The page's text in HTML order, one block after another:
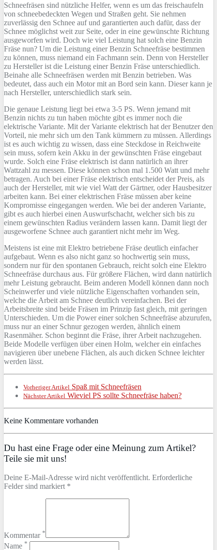
Schneefräsen sind nützliche Helfer, wenn es um das freischaufeln
von schneebedeckten Wegen und Straßen geht. Sie nehmen
zuverlässig den Schnee auf und garantierten auch dafür, dass der
Schnee möglichst weit zur Seite, oder in eine gewünschte Richtung
ausgeworfen wird. Doch wie viel Leistung hat solch eine Benzin
Fräse nun? Um die Leistung einer Benzin Schneefräse bestimmen
zu können, muss niemand ein Fachmann sein. Denn von Hersteller
zu Hersteller ist die Leistung einer Benzin Fräse unterschiedlich.
Beinahe alle Schneefräsen werden mit Benzin betrieben. Was
bedeutet, dass auch ein Motor mit an Bord sein kann. Dieser kann je
nach Hersteller, unterschiedlich stark sein.
Die genaue Leistung liegt bei etwa 3-5 PS. Wenn jemand mit
Benzin nichts zu tun haben möchte gibt es immer noch die
elektrische Variante. Mit der Variante elektrisch hat der Benutzer den
Vorteil, nie mehr sich um den Tank kümmern zu müssen. Allerdings
ist es auch wichtig zu wissen, dass eine Steckdose in Reichweite
sein muss, sofern kein Akku in der gewünschten Fräse eingebaut
wurde. Solch eine Fräse elektrisch ist dann natürlich an ihrer
Wattzahl zu messen. Diese können schon mal 1.500 Watt und mehr
betragen. Auch bei einer Fräse elektrisch entscheidet der Preis, als
auch der Hersteller, mit wie viel Watt der Gärtner, oder Hausbesitzer
arbeiten kann. Bei einer elektrischen Fräse müssen aber keine
Kompromisse eingegangen werden. Wie bei der anderen Variante,
gibt es auch hierbei einen Auswurfschacht, welcher sich bis zu
einem gewünschten Radius verändern lassen kann. Damit liegt der
ausgeworfene Schnee auch garantiert nicht mehr im Weg.
Meistens ist eine mit Elektro betriebene Fräse deutlich einfacher
aufgebaut. Wenn es also nicht ganz so hochwertig sein muss,
sondern nur für den spontanen Gebrauch, reicht solch eine Elektro
Schneefräse durchaus aus. Für größere Flächen, wird dann natürlich
mehr Leistung gebraucht. Beim anderen Modell können dann noch
Scheinwerfer und viele nützliche Eigenschaften vorhanden sein,
welche die Arbeit am Schnee deutlich vereinfachen. Bei der
Arbeitsbreite sind beide Fräsen im Prinzip fast gleich, mit geringen
Unterschieden. Um die Power einer solchen Schneefräse abzurufen,
muss nur an einer Schnur gezogen werden, ähnlich einem
Rasenmäher. Schon beginnt die Fräse, ihrer Arbeit nachzugehen.
Beide Modelle verfügen über einen Holm, welcher ein einfaches
navigieren über unebene Flächen, als auch dicken Schnee leichter
werden lässt.
Vorheriger Artikel Spaß mit Schneefräsen
Nächster Artikel Wieviel PS sollte Schneefräse haben?
Keine Kommentare vorhanden
Du hast eine Frage oder eine Meinung zum Artikel?
Teile sie mit uns!
Deine E-Mail-Adresse wird nicht veröffentlicht. Erforderliche
Felder sind markiert *
Kommentar *
Name *